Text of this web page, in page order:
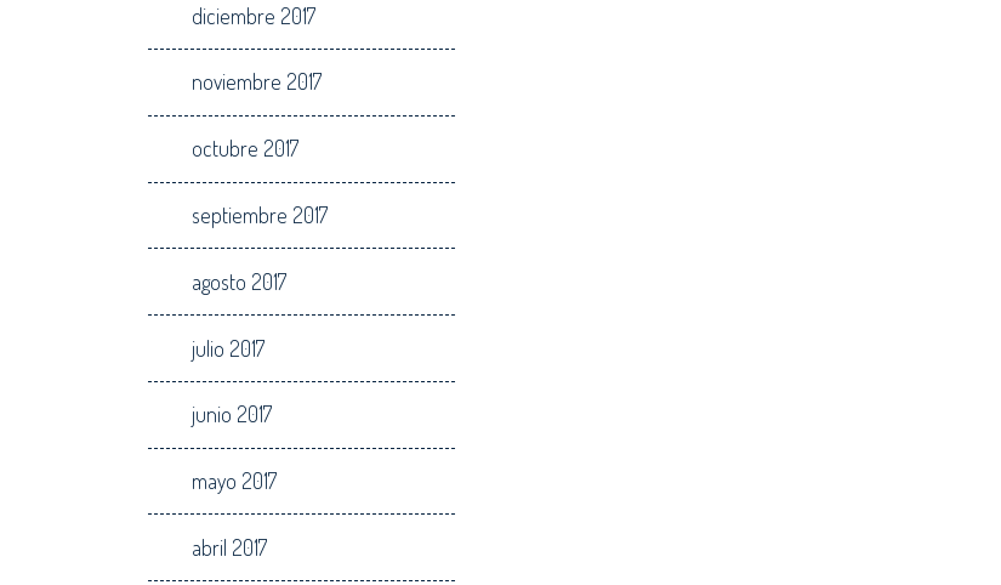
diciembre 2017
noviembre 2017
octubre 2017
septiembre 2017
agosto 2017
julio 2017
junio 2017
mayo 2017
abril 2017